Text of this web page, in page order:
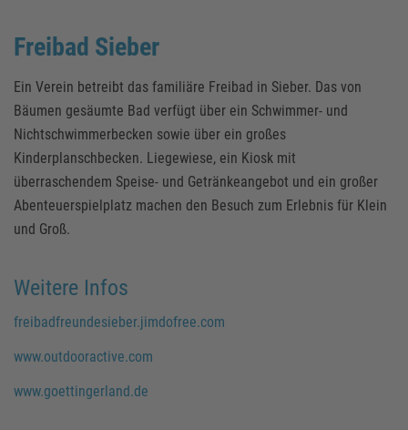
Freibad Sieber
Ein Verein betreibt das familiäre Freibad in Sieber. Das von
Bäumen gesäumte Bad verfügt über ein Schwimmer- und
Nichtschwimmerbecken sowie über ein großes
Kinderplanschbecken. Liegewiese, ein Kiosk mit
überraschendem Speise- und Getränkeangebot und ein großer
Abenteuerspielplatz machen den Besuch zum Erlebnis für Klein
und Groß.
Weitere Infos
freibadfreundesieber.jimdofree.com
www.outdooractive.com
www.goettingerland.de